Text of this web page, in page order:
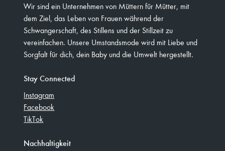
Wir sind ein Unternehmen von Müttern für Mütter, mit
dem Ziel, das Leben von Frauen während der
Schwangerschaft, des Stillens und der Stillzeit zu
vereinfachen. Unsere Umstandsmode wird mit Liebe und
Sorgfalt für dich, dein Baby und die Umwelt hergestellt.
Stay Connected
Instagram
Facebook
TikTok
Nachhaltigkeit